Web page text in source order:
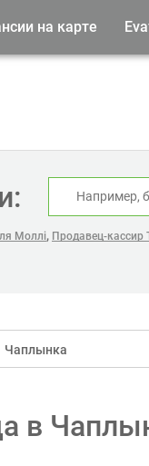
на карте
Моллі, Продавец-кассир
Чаплынка
в